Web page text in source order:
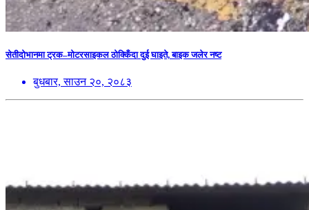
सेतीदोभानमा ट्रक–मोटरसाइकल ठोक्किँदा दुई घाइते, बाइक जलेर नष्ट
बुधबार, साउन २०, २०८३